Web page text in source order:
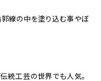
郭線の中を塗り込む事やぼ
統工芸の世界でも人気。